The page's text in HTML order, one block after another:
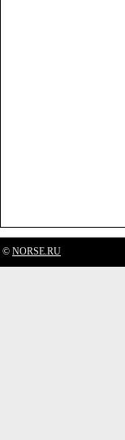
© NORSE.RU